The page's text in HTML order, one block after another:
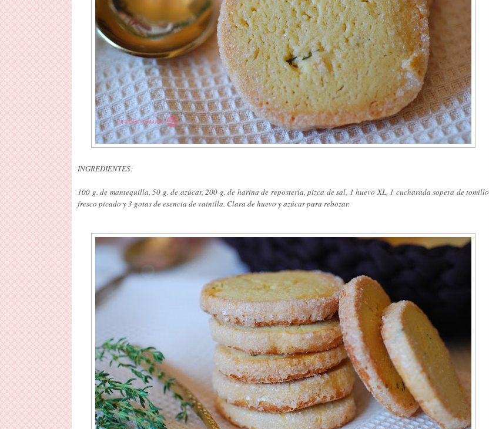
INGREDIENTES:
100 g. de mantequilla, 50 g. de azúcar, 200 g. de harina de repostería, pizca de sal, 1 huevo XL, 1 cucharada sopera de tomillo
fresco picado y 3 gotas de esencia de vainilla. Clara de huevo y azúcar para rebozar.